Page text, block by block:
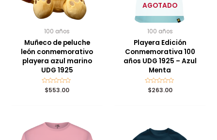
100 años
Muñeco de peluche
león conmemorativo
playera azul marino
UDG 1925
Valorado
con
$553.00
AGOTADO
100 años
Playera Edición
Conmemorativa 100
años UDG 1925 – Azul
Menta
Valorado
con
$263.00